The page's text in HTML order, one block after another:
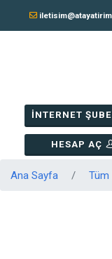
İNTERNET
HESAP AÇ
Ana Sayfa Tüm